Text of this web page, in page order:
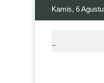
Kamis, 6